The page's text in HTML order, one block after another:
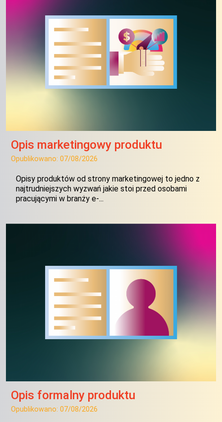
Opis marketingowy produktu
Opublikowano: 07/08/2026
Opisy produktów od strony marketingowej to jedno z
najtrudniejszych wyzwań jakie stoi przed osobami
pracującymi w branży e-...
Opis formalny produktu
Opublikowano: 07/08/2026